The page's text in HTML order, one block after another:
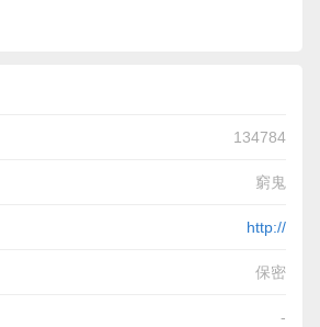
134784
窮鬼
http://
保密
-